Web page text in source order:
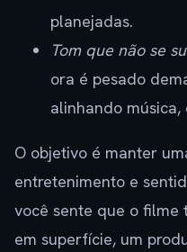
planejadas.
Tom que não se
ora é pesado
alinhando
O objetivo é manter
entretenimento e
você sente que o filme
em superfície, um